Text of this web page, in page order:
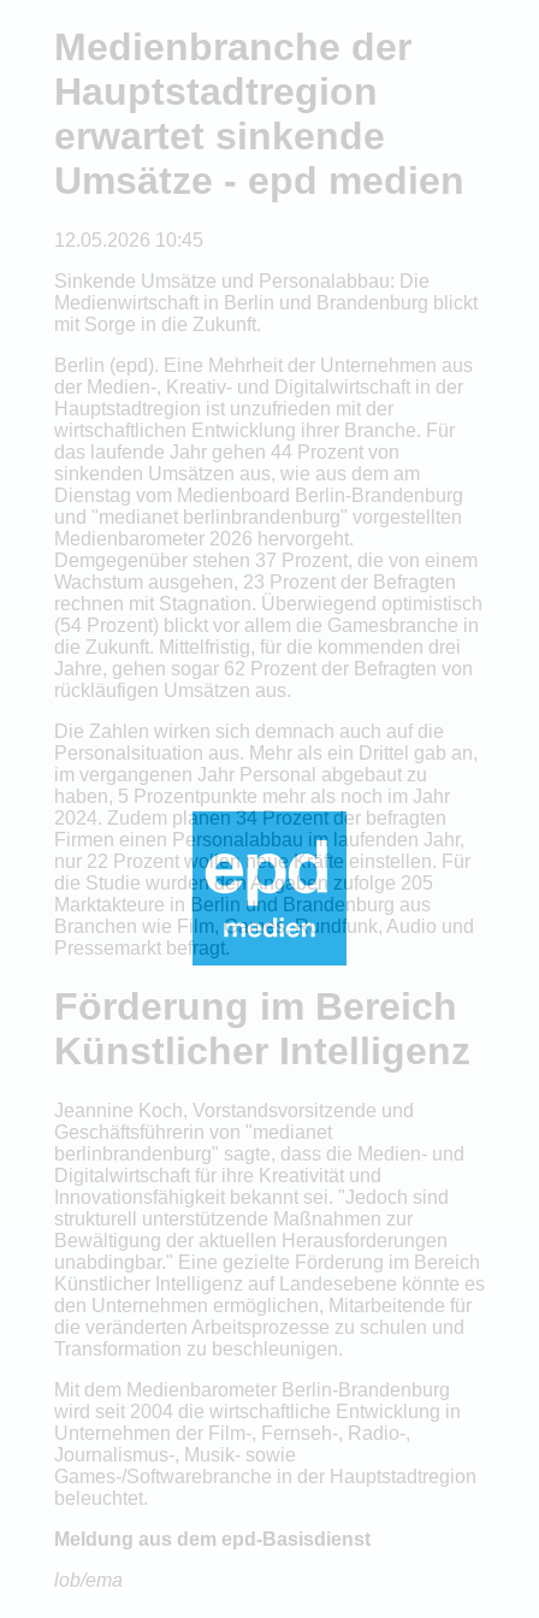
Medienbranche der
Hauptstadtregion
erwartet sinkende
Umsätze - epd medien
12.05.2026 10:45
Sinkende Umsätze und Personalabbau: Die
Medienwirtschaft in Berlin und Brandenburg blickt
mit Sorge in die Zukunft.
Berlin (epd). Eine Mehrheit der Unternehmen aus
der Medien-, Kreativ- und Digitalwirtschaft in der
Hauptstadtregion ist unzufrieden mit der
wirtschaftlichen Entwicklung ihrer Branche. Für
das laufende Jahr gehen 44 Prozent von
sinkenden Umsätzen aus, wie aus dem am
Dienstag vom Medienboard Berlin-Brandenburg
und "medianet berlinbrandenburg" vorgestellten
Medienbarometer 2026 hervorgeht.
Demgegenüber stehen 37 Prozent, die von einem
Wachstum ausgehen, 23 Prozent der Befragten
rechnen mit Stagnation. Überwiegend optimistisch
(54 Prozent) blickt vor allem die Gamesbranche in
die Zukunft. Mittelfristig, für die kommenden drei
Jahre, gehen sogar 62 Prozent der Befragten von
rückläufigen Umsätzen aus.
Die Zahlen wirken sich demnach auch auf die
Personalsituation aus. Mehr als ein Drittel gab an,
im vergangenen Jahr Personal abgebaut zu
haben, 5 Prozentpunkte mehr als noch im Jahr
2024. Zudem planen 34 Prozent der befragten
Firmen einen Personalabbau im laufenden Jahr,
nur 22 Prozent wollen neue Kräfte einstellen. Für
die Studie wurden den Angaben zufolge 205
Marktakteure in Berlin und Brandenburg aus
Branchen wie Film, Games, Rundfunk, Audio und
Pressemarkt befragt.
Förderung im Bereich
Künstlicher Intelligenz
Jeannine Koch, Vorstandsvorsitzende und
Geschäftsführerin von "medianet
berlinbrandenburg" sagte, dass die Medien- und
Digitalwirtschaft für ihre Kreativität und
Innovationsfähigkeit bekannt sei. "Jedoch sind
strukturell unterstützende Maßnahmen zur
Bewältigung der aktuellen Herausforderungen
unabdingbar." Eine gezielte Förderung im Bereich
Künstlicher Intelligenz auf Landesebene könnte es
den Unternehmen ermöglichen, Mitarbeitende für
die veränderten Arbeitsprozesse zu schulen und
Transformation zu beschleunigen.
Mit dem Medienbarometer Berlin-Brandenburg
wird seit 2004 die wirtschaftliche Entwicklung in
Unternehmen der Film-, Fernseh-, Radio-,
Journalismus-, Musik- sowie
Games-/Softwarebranche in der Hauptstadtregion
beleuchtet.
Meldung aus dem epd-Basisdienst
lob/ema